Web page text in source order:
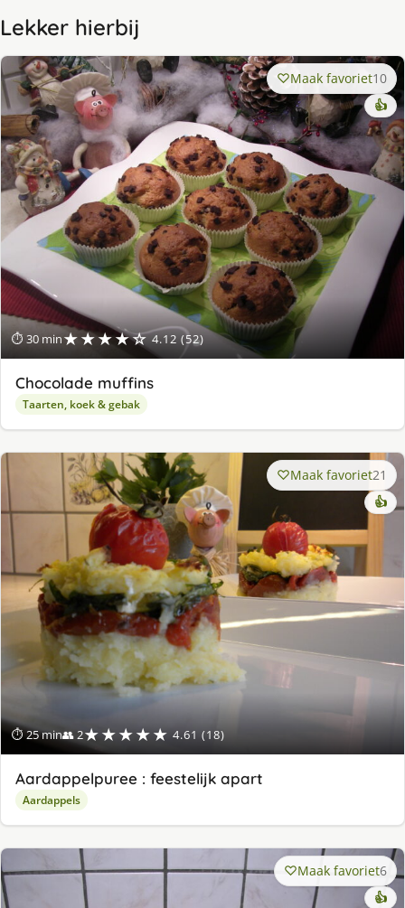
Lekker hierbij
⏱ 30 min★★★★☆ 4.12 (52)
Maak favoriet10
👍
Chocolade muffins
Taarten, koek & gebak
⏱ 25 min👥 2★★★★★ 4.61 (18)
Maak favoriet21
👍
Aardappelpuree : feestelijk apart
Aardappels
Maak favoriet6
👍